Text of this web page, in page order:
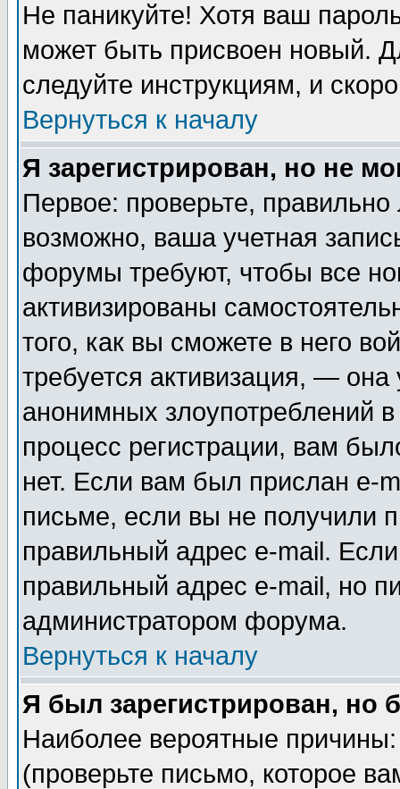
Не паникуйте! Хотя ваш
может быть присвоен новый.
следуйте инструкциям, и
Вернуться к началу
Я зарегистрирован, но не
Первое: проверьте,
возможно, ваша учетная
форумы требуют, чтобы все
активизированы
того, как вы сможете в него
требуется активизация, —
анонимных злоупотреблений
процесс регистрации, вам
нет. Если вам был прислан e-
письме, если вы не получили
правильный адрес e-mail.
правильный адрес e-mail, но
администратором форума.
Вернуться к началу
Я был зарегистрирован, но
Наиболее вероятные
(проверьте письмо, которое